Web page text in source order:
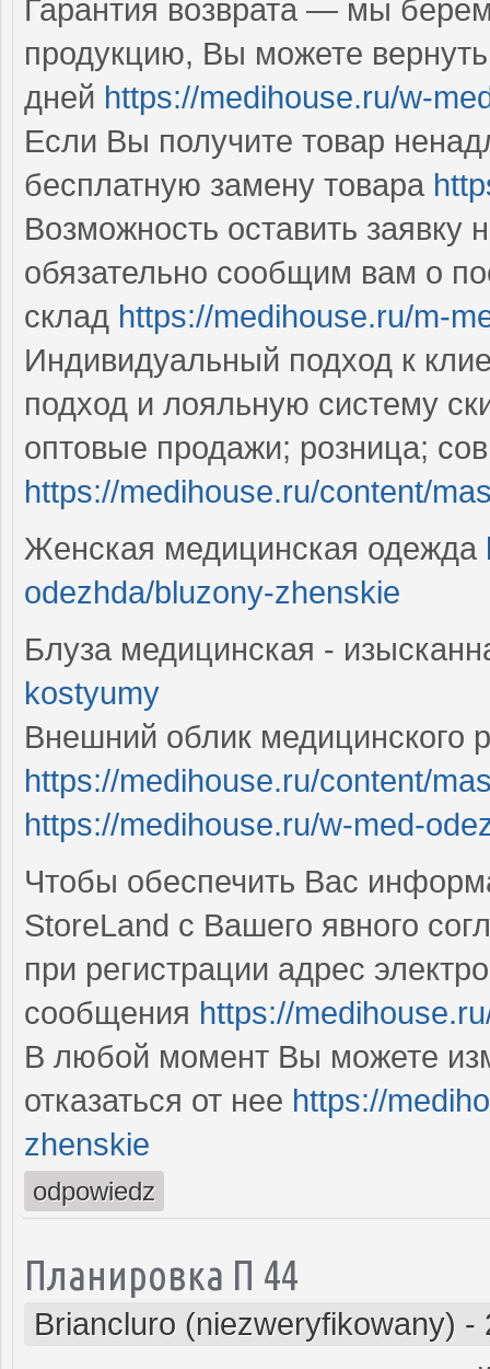
Гарантия возврата — мы
продукцию, Вы можете
дней https://medihouse.ru/w-
Если Вы получите товар
бесплатную замену товара
Возможность оставить
обязательно сообщим вам о
склад https://medihouse.ru/m-
Индивидуальный подход к
подход и лояльную систему
оптовые продажи; розница;
https://medihouse.ru/content/
Женская медицинская одежда
odezhda/bluzony-zhenskie
Блуза медицинская -
kostyumy
Внешний облик медицинского
https://medihouse.ru/content/
https://medihouse.ru/w-med-
Чтобы обеспечить Вас
StoreLand с Вашего явного
при регистрации адрес
сообщения https://
В любой момент Вы можете
отказаться от нее https://
zhenskie
odpowiedz
Планировка П 44
Briancluro (niezweryfikowany) -